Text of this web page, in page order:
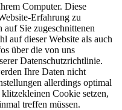
Computer. Diese
Erfahrung zu
Sie zugeschnittenen
auf dieser Website als auch
über die von uns
Datenschutzrichtlinie.
Ihre Daten nicht
allerdings optimal
Cookie setzen,
treffen müssen.